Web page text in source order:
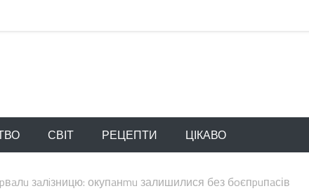
СВІТ РЕЦЕПТИ ЦІКАВО
зaлiзницю: окупaнmu залишилися без бoєпpuпaсів